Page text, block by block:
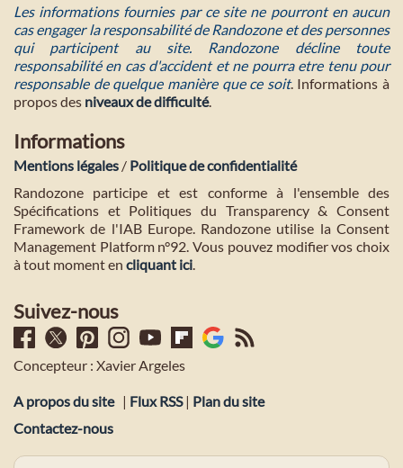
Les informations fournies par ce site ne pourront en aucun
cas engager la responsabilité de Randozone et des personnes
qui participent au site. Randozone décline toute
responsabilité en cas d'accident et ne pourra etre tenu pour
responsable de quelque manière que ce soit. Informations à
propos des niveaux de difficulté.
Informations
Mentions légales / Politique de confidentialité
Randozone participe et est conforme à l'ensemble des
Spécifications et Politiques du Transparency & Consent
Framework de l'IAB Europe. Randozone utilise la Consent
Management Platform n°92. Vous pouvez modifier vos choix
à tout moment en cliquant ici.
Suivez-nous
Concepteur : Xavier Argeles
A propos du site | Flux RSS| Plan du site
Contactez-nous